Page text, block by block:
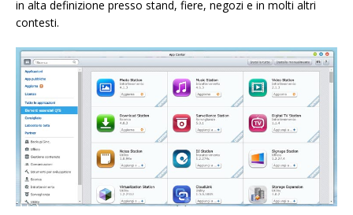
in alta definizione presso stand, fiere, negozi e in molti altri
contesti.